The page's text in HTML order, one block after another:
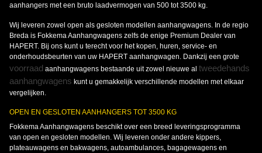
aanhangers met een bruto laadvermogen van 500 tot 3500 kg.
Wij leveren zowel open als gesloten modellen aanhangwagens. In de regio
Breda is Fokkema Aanhangwagens zelfs de enige Premium Dealer van
HAPERT. Bij ons kunt u terecht voor het kopen, huren, service- en
onderhoudsbeurten van uw HAPERT aanhangwagen. Dankzij een grote
voorraad aanhangwagens bestaande uit zowel nieuwe al tweedehands
aanhangwagens kunt u gemakkelijk verschillende modellen met elkaar
vergelijken.
OPEN EN GESLOTEN AANHANGERS TOT 3500 KG
Fokkema Aanhangwagens beschikt over een breed leveringsprogramma
van open en gesloten modellen. Wij leveren onder andere kippers,
plateauwagens en bakwagens, autoambulances, bagagewagens en